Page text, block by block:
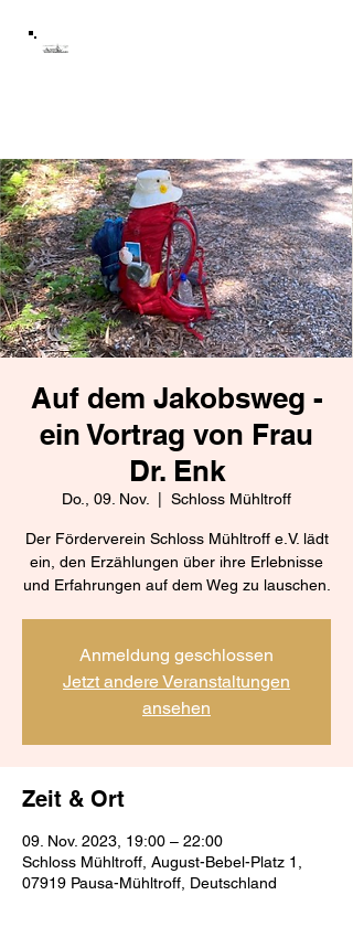
Auf dem Jakobsweg -
ein Vortrag von Frau
Dr. Enk
Do., 09. Nov. Schloss Mühltroff
Der Förderverein Schloss Mühltroff e.V. lädt
ein, den Erzählungen über ihre Erlebnisse
und Erfahrungen auf dem Weg zu lauschen.
Anmeldung geschlossen
Jetzt andere Veranstaltungen
ansehen
Zeit & Ort
09. Nov. 2023, 19:00 – 22:00
Schloss Mühltroff, August-Bebel-Platz 1,
07919 Pausa-Mühltroff, Deutschland